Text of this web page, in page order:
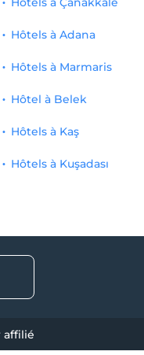
Hôtels à Adana
Hôtels à Marmaris
Hôtel à Belek
Hôtels à Kaş
Hôtels à Kuşadası
affilié